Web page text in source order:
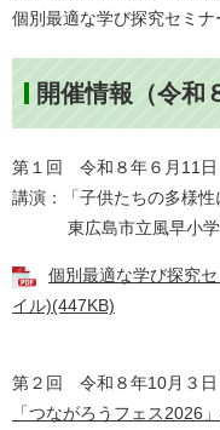
個別最適な学び探究セミナ
開催情報（令和
第１回 令和８年６月11日
講演：「子供たちの多様性
東広島市立風早小学
個別最適な学び探究
イル)(447KB)
第２回 令和８年10月３日
「つながろうフェス2026